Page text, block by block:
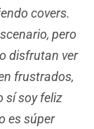
covers.
pero
disfrutan ver
frustrados,
sí soy feliz
es súper